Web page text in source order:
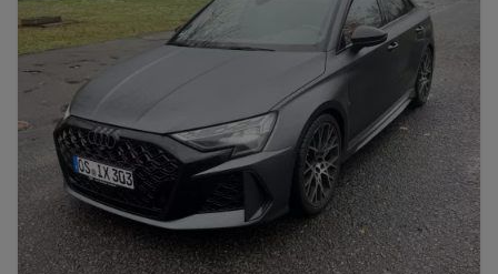
Jaguar
Tesla Chevrolet Dodge
Wann
Zeitraum wählen